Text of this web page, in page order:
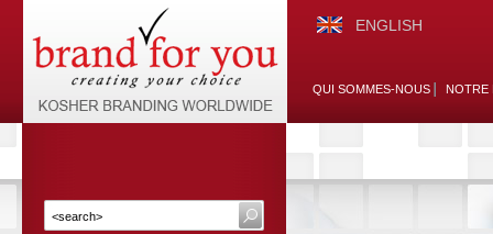
ENGLISH
QUI SOMMES-NOUS NOTRE